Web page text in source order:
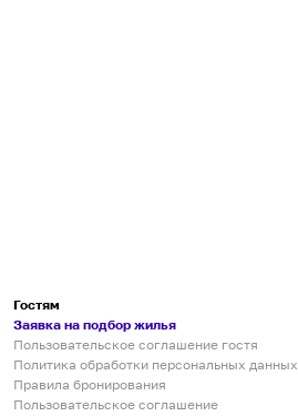
Гостям
Заявка на подбор жилья
Пользовательское соглашение гостя
Политика обработки персональных данных
Правила бронирования
Пользовательское соглашение